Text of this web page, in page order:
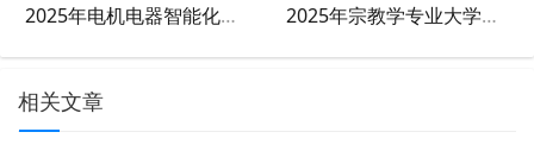
2025年电机电器智能化专业大学排名及评级结果 2025年宗教学专业大学排名及评级结果
相关文章